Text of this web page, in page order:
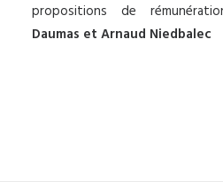
propositions de
Daumas et Arnaud Niedbalec